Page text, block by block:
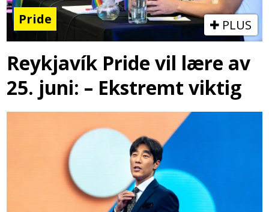
Pride PLUS
Reykjavík Pride vil lære av
25. juni: – Ekstremt viktig